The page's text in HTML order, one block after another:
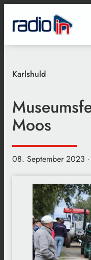
Karlshuld
Moos
08. September 2023